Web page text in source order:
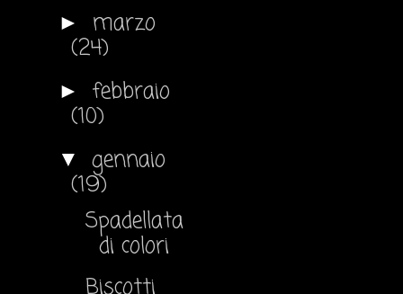
► marzo
(24)
► febbraio
(10)
▼ gennaio
(19)
Spadellata
di colori